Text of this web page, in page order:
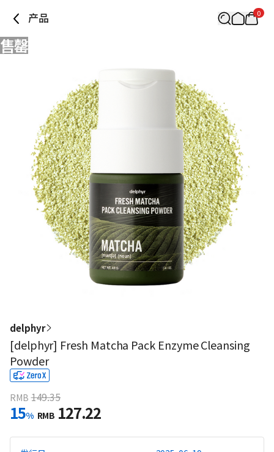
产品 0
售罄
delphyr
[delphyr] Fresh Matcha Pack Enzyme Cleansing
Powder
RMB 149.35
15% RMB 127.22